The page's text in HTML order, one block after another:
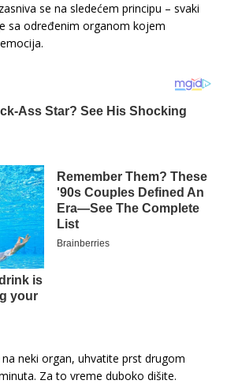
se na sledećem principu – svaki
sa određenim organom kojem
neki organ, uhvatite prst drugom
Za to vreme duboko dišite.